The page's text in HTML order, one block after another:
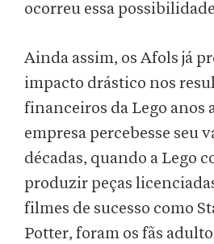
ocorreu essa
Ainda assim, os Afols já
impacto drástico nos
financeiros da Lego anos
empresa percebesse seu
décadas, quando a Lego
produzir peças
filmes de sucesso como
Potter, foram os fãs